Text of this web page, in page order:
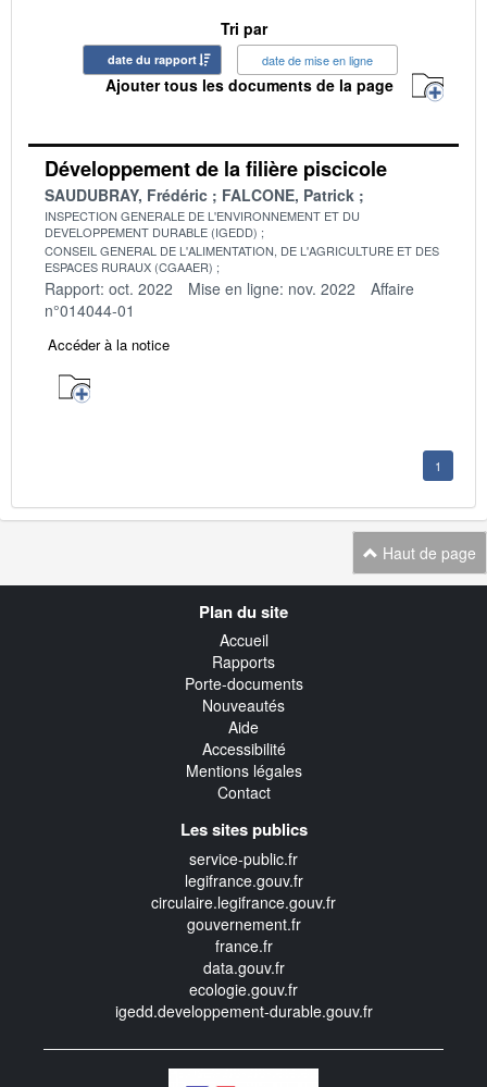
Tri par
date du rapport date de mise en ligne
Ajouter tous les documents de la page
Développement de la filière piscicole
SAUDUBRAY, Frédéric FALCONE, Patrick
INSPECTION GENERALE DE L'ENVIRONNEMENT ET DU
DEVELOPPEMENT DURABLE (IGEDD)
CONSEIL GENERAL DE L'ALIMENTATION, DE L'AGRICULTURE ET DES
ESPACES RURAUX (CGAAER)
Rapport: oct. 2022 Mise en ligne: nov. 2022
Affaire
n°014044-01
Accéder à la notice
1
Haut de page
Plan du site
Accueil
Rapports
Porte-documents
Nouveautés
Aide
Accessibilité
Mentions légales
Contact
Les sites publics
service-public.fr
legifrance.gouv.fr
circulaire.legifrance.gouv.fr
gouvernement.fr
france.fr
data.gouv.fr
ecologie.gouv.fr
igedd.developpement-durable.gouv.fr